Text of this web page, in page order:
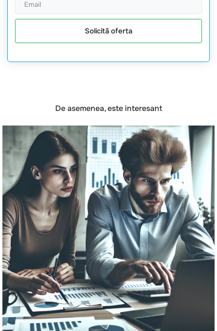
Solicită oferta
De asemenea, este interesant